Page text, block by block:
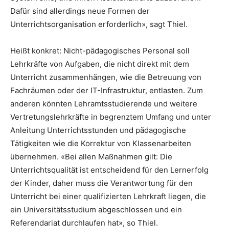
Dafür sind allerdings neue Formen der
Unterrichtsorganisation erforderlich», sagt Thiel.
Heißt konkret: Nicht-pädagogisches Personal soll
Lehrkräfte von Aufgaben, die nicht direkt mit dem
Unterricht zusammenhängen, wie die Betreuung von
Fachräumen oder der IT-Infrastruktur, entlasten. Zum
anderen könnten Lehramtsstudierende und weitere
Vertretungslehrkräfte in begrenztem Umfang und unter
Anleitung Unterrichtsstunden und pädagogische
Tätigkeiten wie die Korrektur von Klassenarbeiten
übernehmen. «Bei allen Maßnahmen gilt: Die
Unterrichtsqualität ist entscheidend für den Lernerfolg
der Kinder, daher muss die Verantwortung für den
Unterricht bei einer qualifizierten Lehrkraft liegen, die
ein Universitätsstudium abgeschlossen und ein
Referendariat durchlaufen hat», so Thiel.